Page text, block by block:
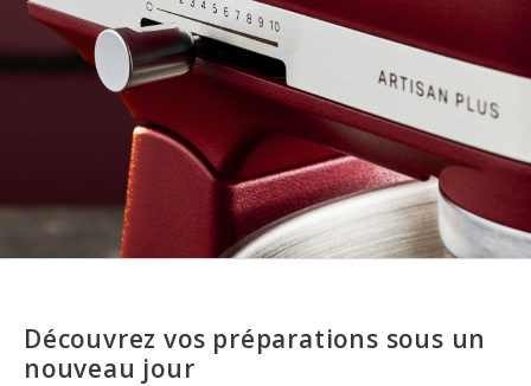
Découvrez vos préparations sous un
nouveau jour